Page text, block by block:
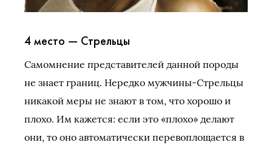
4 место — Стрельцы
Самомнение представителей данной породы
не знает границ. Нередко мужчины-Стрельцы
никакой меры не знают в том, что хорошо и
плохо. Им кажется: если это «плохо» делают
они, то оно автоматически перевоплощается в